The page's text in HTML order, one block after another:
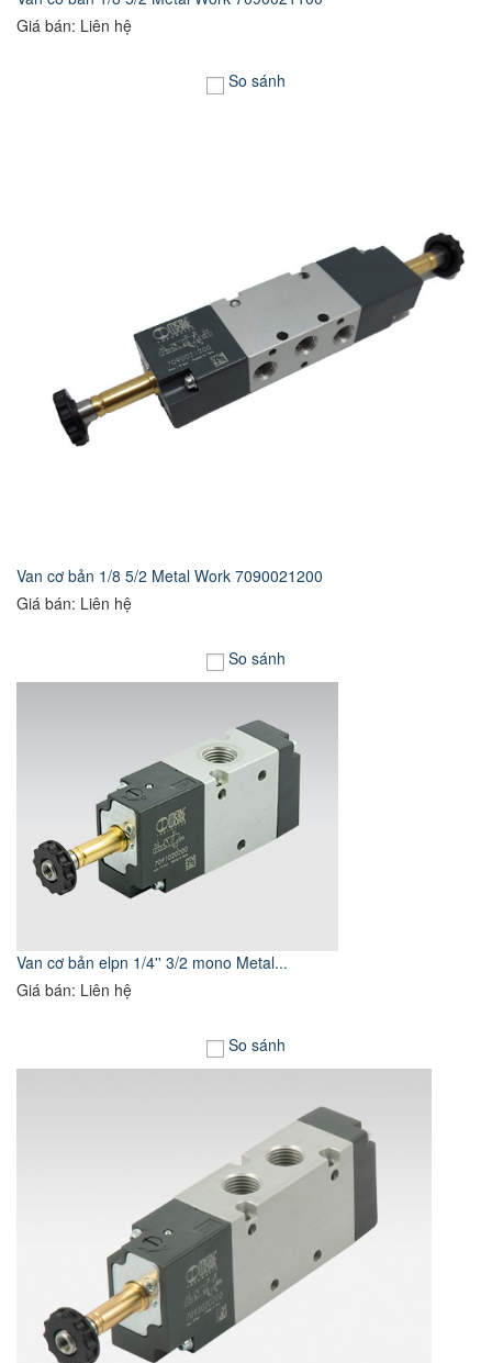
Giá bán: Liên hệ
So sánh
Van cơ bản 1/8 5/2 Metal Work 7090021200
Giá bán: Liên hệ
So sánh
Van cơ bản elpn 1/4'' 3/2 mono Metal...
Giá bán: Liên hệ
So sánh